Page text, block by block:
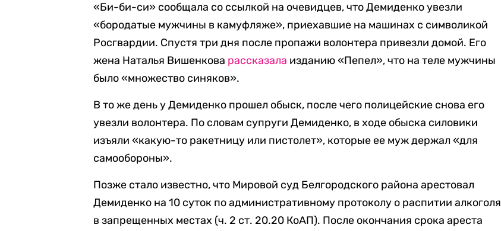
«Би-би-си» сообщала со ссылкой на очевидцев, что Демиденко увезли
«бородатые мужчины в камуфляже», приехавшие на машинах с символикой
Росгвардии. Спустя три дня после пропажи волонтера привезли домой. Его
жена Наталья Вишенкова рассказала изданию «Пепел», что на теле мужчины
было «множество синяков».
В то же день у Демиденко прошел обыск, после чего полицейские снова его
увезли волонтера. По словам супруги Демиденко, в ходе обыска силовики
изъяли «какую-то ракетницу или пистолет», которые ее муж держал «для
самообороны».
Позже стало известно, что Мировой суд Белгородского района арестовал
Демиденко на 10 суток по административному протоколу о распитии алкоголя
в запрещенных местах (ч. 2 ст. 20.20 КоАП). После окончания срока ареста